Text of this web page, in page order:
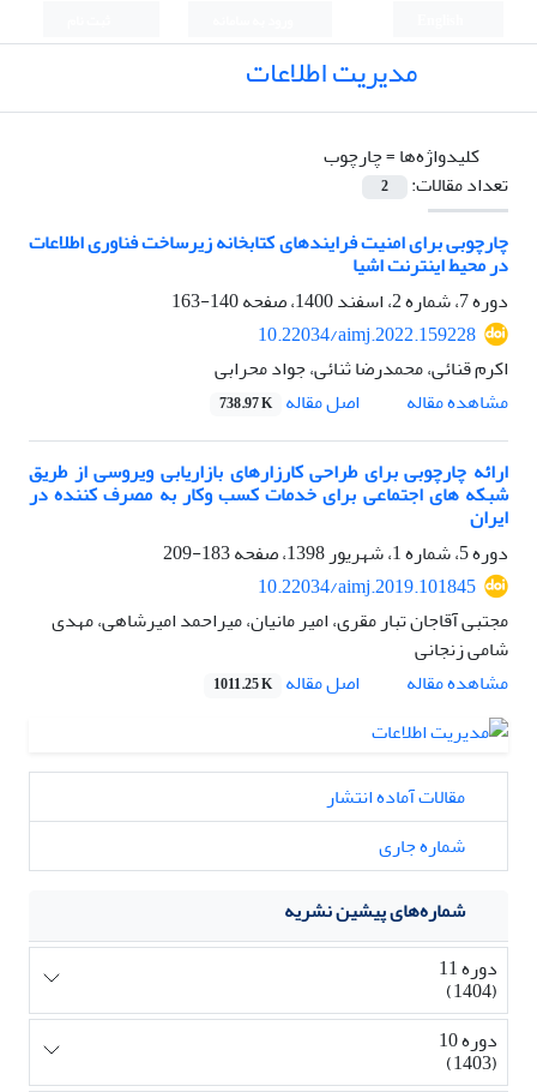
مدیریت اطلاعات
کلیدواژه‌ها =چارچوب
تعداد مقالات:
2
چارچوبی برای امنیت فرایندهای کتابخانه زیرساخت فناوری اطلاعات
در محیط اینترنت اشیا
دوره 7، شماره 2، اسفند 1400، صفحه
140-163
10.22034/aimj.2022.159228
اکرم قنائی، محمدرضا ثنائی، جواد محرابی
مشاهده مقاله
اصل مقاله 738.97 K
ارائه چارچوبی برای طراحی کارزارهای بازاریابی ویروسی از طریق
شبکه های اجتماعی برای خدمات کسب وکار به مصرف کننده در
ایران
دوره 5، شماره 1، شهریور 1398، صفحه
183-209
10.22034/aimj.2019.101845
مجتبی آقاجان تبار مقری، امیر مانیان، میراحمد امیرشاهی، مهدی
شامی زنجانی
مشاهده مقاله
اصل مقاله 1011.25 K
مقالات آماده انتشار
شماره جاری
شماره‌های پیشین نشریه
دوره 11
(1404)
دوره 10
(1403)